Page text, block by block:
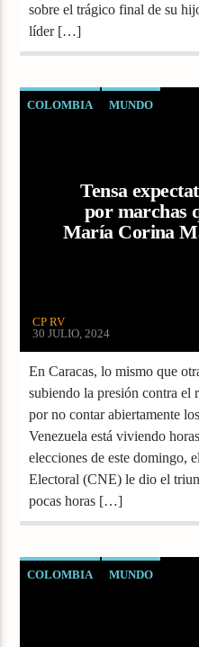
sobre el trágico final de su
líder […]
COLOMBIA MUNDO
Tensa
por marchas
María Corina
CP RV
30 JULIO, 2024
En Caracas, lo mismo que
subiendo la presión contra
por no contar abiertamente
Venezuela está viviendo
elecciones de este domingo,
Electoral (CNE) le dio el
pocas horas […]
COLOMBIA MUNDO